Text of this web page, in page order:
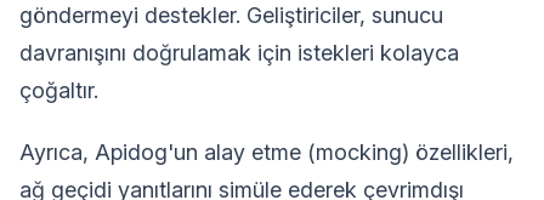
göndermeyi destekler. Geliştiriciler, sunucu
davranışını doğrulamak için istekleri kolayca
çoğaltır.
Ayrıca, Apidog'un alay etme (mocking) özellikleri,
ağ geçidi yanıtlarını simüle ederek çevrimdışı